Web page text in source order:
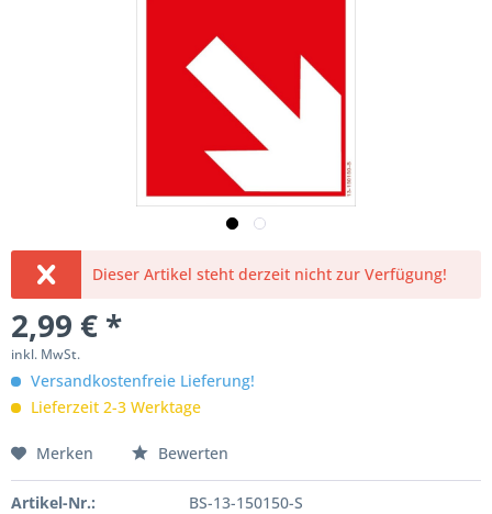
Dieser Artikel steht derzeit nicht zur Verfügung!
2,99 € *
inkl. MwSt.
Versandkostenfreie Lieferung!
Lieferzeit 2-3 Werktage
Merken Bewerten
Artikel-Nr.: BS-13-150150-S